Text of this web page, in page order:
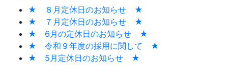
★ ８月定休日のお知らせ ★
★ ７月定休日のお知らせ ★
★ 6月の定休日のお知らせ ★
★ 令和９年度の採用に関して ★
★ 5月定休日のお知らせ ★